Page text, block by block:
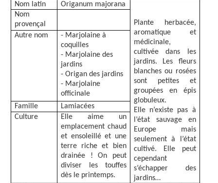
Nom latin Origanum majorana
Plante herbacée,
aromatique et
médicinale,
cultivée dans les
jardins. Les fleurs
blanches ou rosées
sont petites et
groupées en épis
globuleux.
Elle n’existe pas à
l’état sauvage en
Europe mais
seulement à l’état
cultivé. Elle peut
cependant
s’échapper des
jardins…
Nom
provençal
Autre nom
- Marjolaine à
coquilles
- Marjolaine des
jardins
- Origan des jardins
- Marjolaine
officinale
Famille
Lamiacées
Culture
Elle aime un
emplacement chaud
et ensoleillé et une
terre riche et bien
drainée ! On peut
diviser les touffes
dès le printemps.